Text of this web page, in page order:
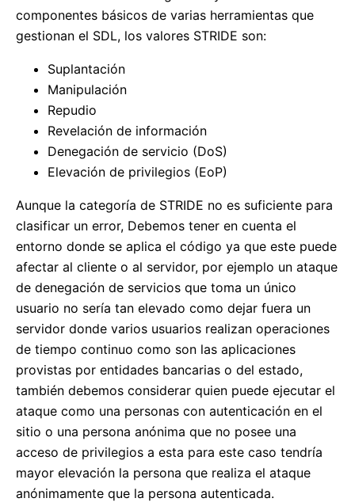
componentes básicos de varias herramientas que
gestionan el SDL, los valores STRIDE son:
Suplantación
Manipulación
Repudio
Revelación de información
Denegación de servicio (DoS)
Elevación de privilegios (EoP)
Aunque la categoría de STRIDE no es suficiente para
clasificar un error, Debemos tener en cuenta el
entorno donde se aplica el código ya que este puede
afectar al cliente o al servidor, por ejemplo un ataque
de denegación de servicios que toma un único
usuario no sería tan elevado como dejar fuera un
servidor donde varios usuarios realizan operaciones
de tiempo continuo como son las aplicaciones
provistas por entidades bancarias o del estado,
también debemos considerar quien puede ejecutar el
ataque como una personas con autenticación en el
sitio o una persona anónima que no posee una
acceso de privilegios a esta para este caso tendría
mayor elevación la persona que realiza el ataque
anónimamente que la persona autenticada.